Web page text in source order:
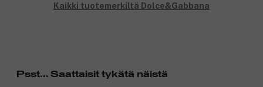
Kaikki tuotemerkiltä Dolce&Gabbana
Psst... Saattaisit tykätä näistä